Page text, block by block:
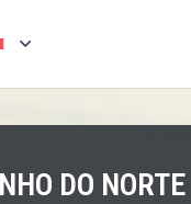
DO NORTE